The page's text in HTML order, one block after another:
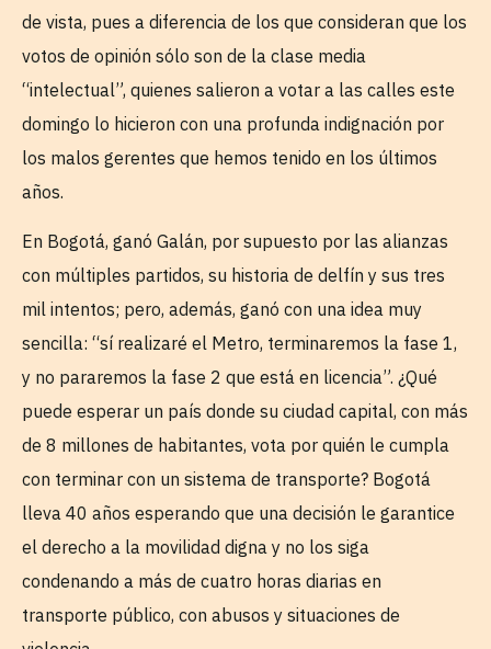
de vista, pues a diferencia de los que consideran que los
votos de opinión sólo son de la clase media
“intelectual”, quienes salieron a votar a las calles este
domingo lo hicieron con una profunda indignación por
los malos gerentes que hemos tenido en los últimos
años.
En Bogotá, ganó Galán, por supuesto por las alianzas
con múltiples partidos, su historia de delfín y sus tres
mil intentos; pero, además, ganó con una idea muy
sencilla: “sí realizaré el Metro, terminaremos la fase 1,
y no pararemos la fase 2 que está en licencia”. ¿Qué
puede esperar un país donde su ciudad capital, con más
de 8 millones de habitantes, vota por quién le cumpla
con terminar con un sistema de transporte? Bogotá
lleva 40 años esperando que una decisión le garantice
el derecho a la movilidad digna y no los siga
condenando a más de cuatro horas diarias en
transporte público, con abusos y situaciones de